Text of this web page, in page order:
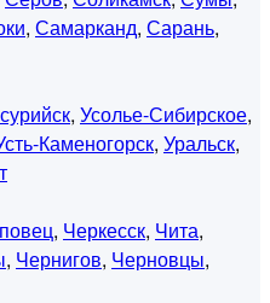
, Самарканд, Сарань,
, Усолье-Сибирское,
Каменогорск, Уральск,
, Черкесск, Чита,
, Чернигов, Черновцы,